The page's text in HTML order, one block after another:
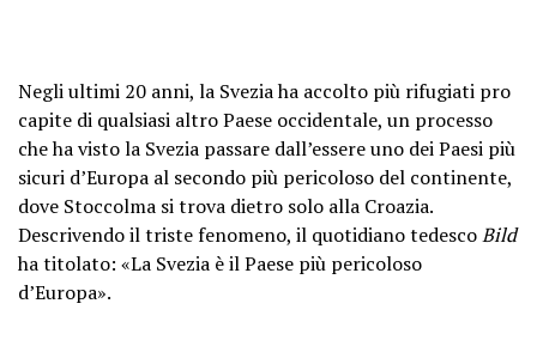
Negli ultimi 20 anni, la Svezia ha accolto più rifugiati pro
capite di qualsiasi altro Paese occidentale, un processo
che ha visto la Svezia passare dall’essere uno dei Paesi più
sicuri d’Europa al secondo più pericoloso del continente,
dove Stoccolma si trova dietro solo alla Croazia.
Descrivendo il triste fenomeno, il quotidiano tedescoBild
ha titolato: «La Svezia è il Paese più pericoloso
d’Europa».